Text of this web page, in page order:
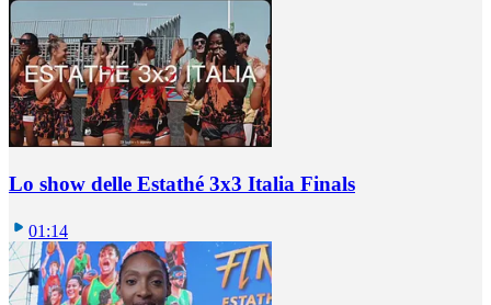
Lo show delle Estathé 3x3 Italia Finals
01:14